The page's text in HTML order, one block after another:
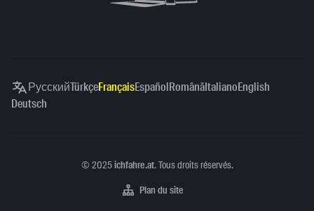
РусскийTürkçeFrançaisEspañolRomânăItalianoEnglish
Deutsch
Copyright
© 2025ichfahre.at. Tous droits réservés.
Plan du site